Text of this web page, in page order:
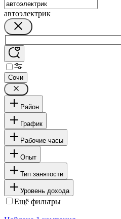
автоэлектрик
Сочи
Район
График
Рабочие часы
Опыт
Тип занятости
Уровень дохода
Ещё фильтры